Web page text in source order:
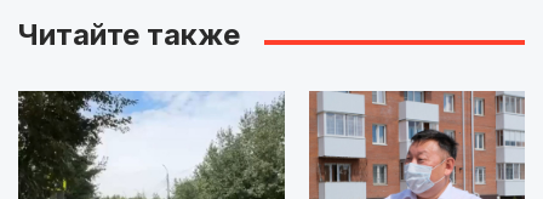
Читайте также